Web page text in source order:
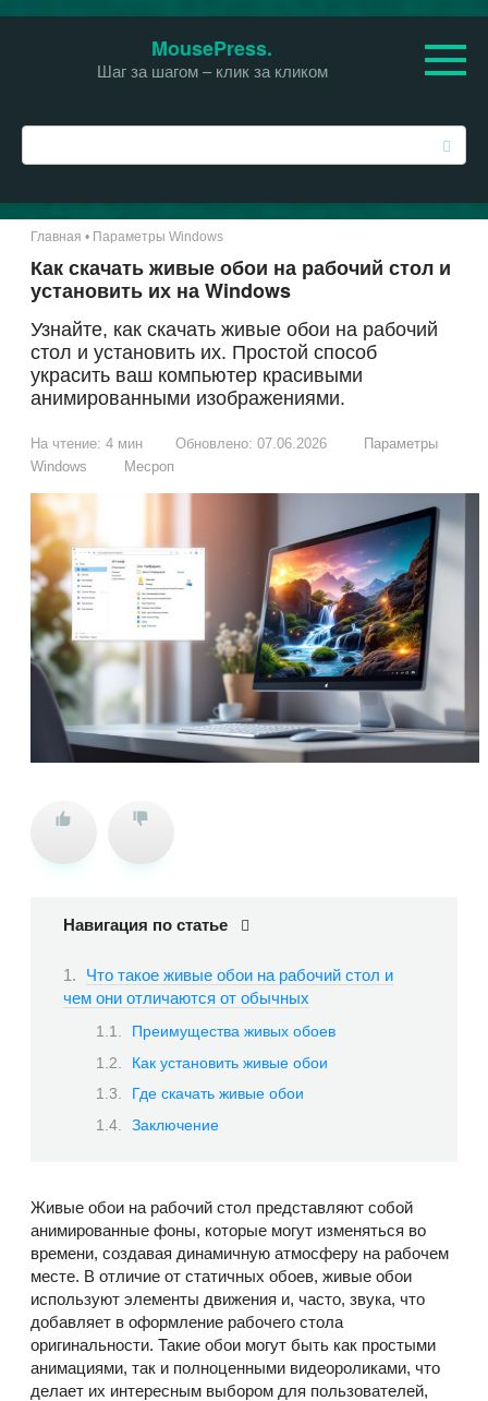
MousePress.
Шаг за шагом – клик за кликом
о
с
Главная • Параметры Windows
Как скачать живые обои на рабочий стол и
установить их на Windows
Узнайте, как скачать живые обои на рабочий
стол и установить их. Простой способ
украсить ваш компьютер красивыми
анимированными изображениями.
На чтение: 4 мин Обновлено: 07.06.2026
Параметры
Windows
Месроп
Навигация по статье
Что такое живые обои на рабочий стол и
чем они отличаются от обычных
Преимущества живых обоев
Как установить живые обои
Где скачать живые обои
Заключение
Живые обои на рабочий стол представляют собой
анимированные фоны, которые могут изменяться во
времени, создавая динамичную атмосферу на рабочем
месте. В отличие от статичных обоев, живые обои
используют элементы движения и, часто, звука, что
добавляет в оформление рабочего стола
оригинальности. Такие обои могут быть как простыми
анимациями, так и полноценными видеороликами, что
делает их интересным выбором для пользователей,